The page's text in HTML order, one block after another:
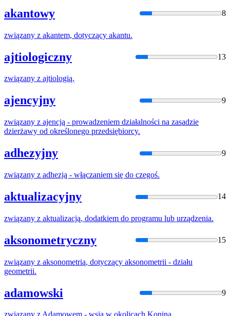
akantowy 8
związany z akantem, dotyczący akantu.
ajtiologiczny 13
związany z ajtiologią.
ajencyjny 9
związany z ajencją - prowadzeniem działalności na zasadzie
dzierżawy od określonego przedsiębiorcy.
adhezyjny 9
związany z adhezją - włączaniem się do czegoś.
aktualizacyjny 14
związany z aktualizacją, dodatkiem do programu lub urządzenia.
aksonometryczny 15
związany z aksonometrią, dotyczący aksonometrii - działu
geometrii.
adamowski 9